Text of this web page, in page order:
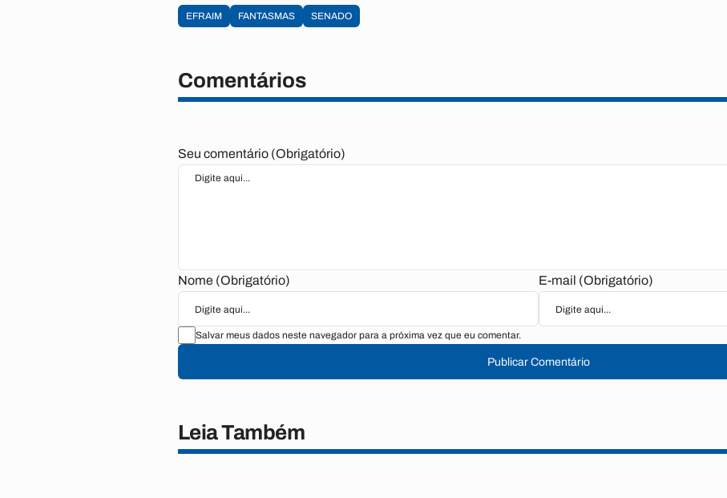
EFRAIM FANTASMAS SENADO
Comentários
Seu comentário (Obrigatório)
Nome (Obrigatório) E-mail (Obrigatório)
Salvar meus dados neste navegador para a próxima vez que eu comentar.
Publicar Comentário
Leia Também